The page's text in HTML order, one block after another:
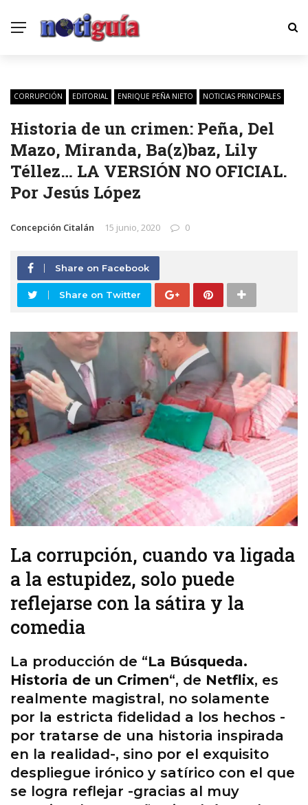
CORRUPCIÓN EDITORIAL ENRIQUE PEÑA NIETO NOTICIAS PRINCIPALES
Historia de un crimen: Peña, Del
Mazo, Miranda, Ba(z)baz, Lily
Téllez… LA VERSIÓN NO OFICIAL.
Por Jesús López
Concepción Citalán 15 junio, 2020 0
Share on Facebook
Share on Twitter
La corrupción, cuando va ligada
a la estupidez, solo puede
reflejarse con la sátira y la
comedia
La producción de “La Búsqueda.
Historia de un Crimen“, de Netflix, es
realmente magistral, no solamente
por la estricta fidelidad a los hechos -
por tratarse de una historia inspirada
en la realidad-, sino por el exquisito
despliegue irónico y satírico con el que
se logra reflejar -gracias al muy